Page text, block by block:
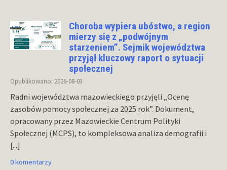
Choroba wypiera ubóstwo, a region
mierzy się z „podwójnym
starzeniem”. Sejmik województwa
przyjął kluczowy raport o sytuacji
społecznej
Opublikowano: 2026-08-03
Radni województwa mazowieckiego przyjęli „Ocenę
zasobów pomocy społecznej za 2025 rok”. Dokument,
opracowany przez Mazowieckie Centrum Polityki
Społecznej (MCPS), to kompleksowa analiza demografii i
[...]
0 komentarzy